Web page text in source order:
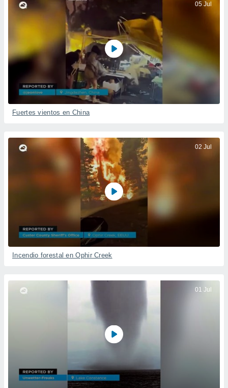
05 Jul
Fuertes vientos en China
02 Jul
Incendio forestal en Ophir Creek
01 Jul